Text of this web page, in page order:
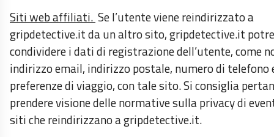
Siti web affiliati. Se l’utente viene reindirizzato a
gripdetective.it da un altro sito, gripdetective.it
condividere i dati di registrazione dell’utente, come
indirizzo email, indirizzo postale, numero di telefono
preferenze di viaggio, con tale sito. Si consiglia
prendere visione delle normative sulla privacy di
siti che reindirizzano a gripdetective.it.